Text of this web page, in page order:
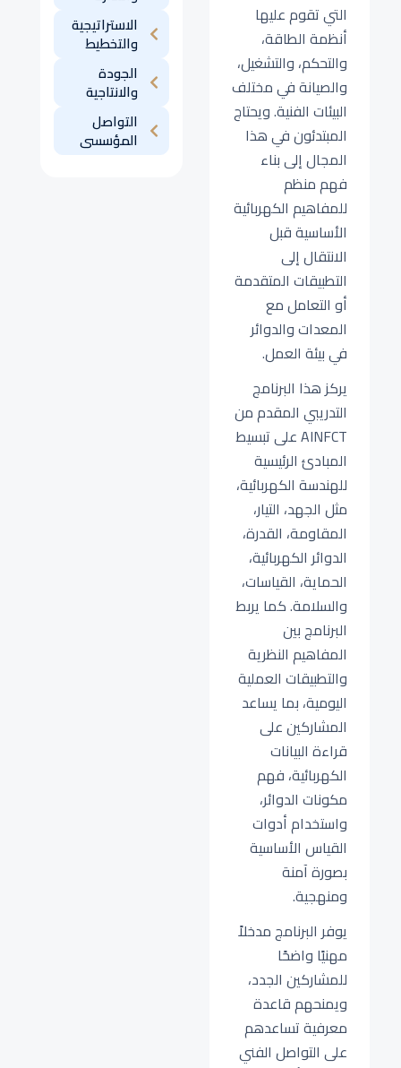
الاستراتيجية
والتخطيط
الجودة
والانتاجية
التواصل
المؤسسى
التي تقوم عليها
أنظمة الطاقة،
والتحكم، والتشغيل،
والصيانة في مختلف
البيئات الفنية. ويحتاج
المبتدئون في هذا
المجال إلى بناء
فهم منظم
للمفاهيم الكهربائية
الأساسية قبل
الانتقال إلى
التطبيقات المتقدمة
أو التعامل مع
المعدات والدوائر
في بيئة العمل.
يركز هذا البرنامج
التدريبي المقدم من
AINFCT على تبسيط
المبادئ الرئيسية
للهندسة الكهربائية،
مثل الجهد، التيار،
المقاومة، القدرة،
الدوائر الكهربائية،
الحماية، القياسات،
والسلامة. كما يربط
البرنامج بين
المفاهيم النظرية
والتطبيقات العملية
اليومية، بما يساعد
المشاركين على
قراءة البيانات
الكهربائية، فهم
مكونات الدوائر،
واستخدام أدوات
القياس الأساسية
بصورة آمنة
ومنهجية.
يوفر البرنامج مدخلاً
مهنيًا واضحًا
للمشاركين الجدد،
ويمنحهم قاعدة
معرفية تساعدهم
على التواصل الفني